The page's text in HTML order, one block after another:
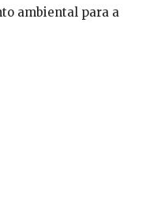
ambiental para a